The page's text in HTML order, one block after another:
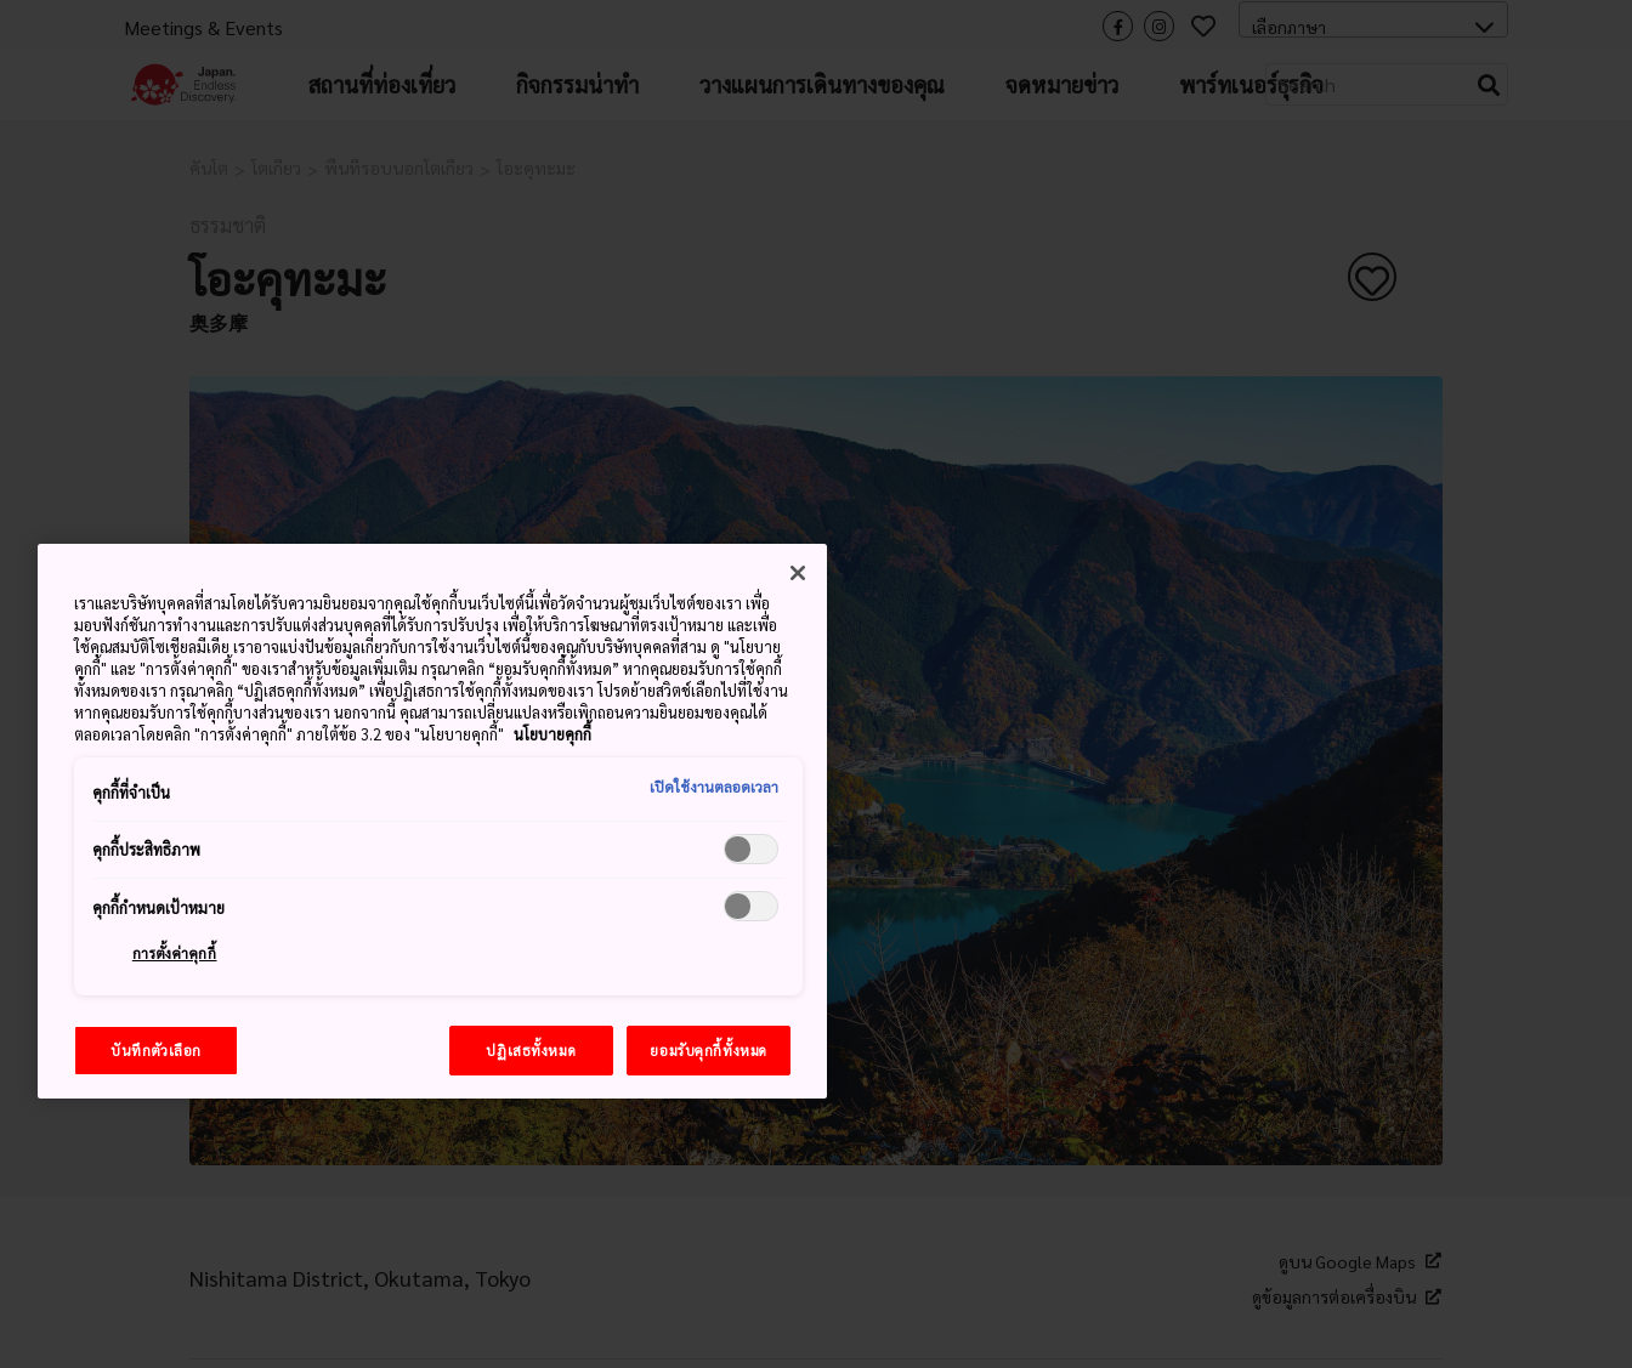
Meetings & Events
สถานที่ท่องเที่ยว กิจกรรมน่าทำ วางแผนการเดินทางของคุณ จดหมายข่าว พาร์ทเนอร์ธุรกิจ
โอะคุทะมะ
奥多摩
Nishitama District, Okutama, Tokyo
ดูบน Google Maps
ดูข้อมูลการต่อเครื่องบิน
เราและบริษัทบุคคลที่สามโดยได้รับความยินยอมจากคุณใช้คุกกี้บนเว็บไซต์นี้เพื่อวัดจำนวนผู้ชมเว็บไซต์ของเรา เพื่อ
มอบฟังก์ชันการทำงานและการปรับแต่งส่วนบุคคลที่ได้รับการปรับปรุง เพื่อให้บริการโฆษณาที่ตรงเป้าหมาย และเพื่อ
ใช้คุณสมบัติโซเชียลมีเดีย เราอาจแบ่งปันข้อมูลเกี่ยวกับการใช้งานเว็บไซต์นี้ของคุณกับบริษัทบุคคลที่สาม ดู "นโยบาย
คุกกี้" และ "การตั้งค่าคุกกี้" ของเราสำหรับข้อมูลเพิ่มเติม กรุณาคลิก “ยอมรับคุกกี้ทั้งหมด” หากคุณยอมรับการใช้คุกกี้
ทั้งหมดของเรา กรุณาคลิก “ปฏิเสธคุกกี้ทั้งหมด” เพื่อปฏิเสธการใช้คุกกี้ทั้งหมดของเรา โปรดย้ายสวิตช์เลือกไปที่ใช้งาน
หากคุณยอมรับการใช้คุกกี้บางส่วนของเรา นอกจากนี้ คุณสามารถเปลี่ยนแปลงหรือเพิกถอนความยินยอมของคุณได้
ตลอดเวลาโดยคลิก "การตั้งค่าคุกกี้" ภายใต้ข้อ 3.2 ของ "นโยบายคุกกี้" นโยบายคุกกี้
คุกกี้ที่จำเป็น เปิดใช้งานตลอดเวลา
คุกกี้ประสิทธิภาพ
คุกกี้กำหนดเป้าหมาย
การตั้งค่าคุกกี้
บันทึกตัวเลือก ปฏิเสธทั้งหมด ยอมรับคุกกี้ทั้งหมด